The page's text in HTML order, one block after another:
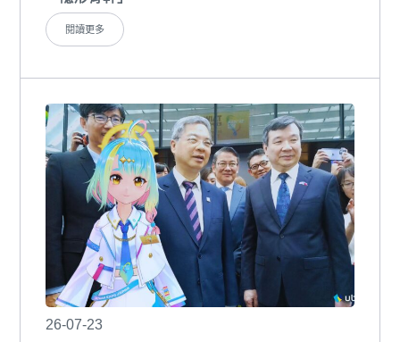
閱讀更多
26-07-23